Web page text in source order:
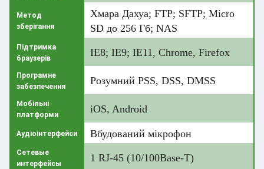
Метод
зберігання
Хмара Дахуа; FTP; SFTP; Micro
SD до 256 Гб; NAS
Підтримка
браузерів
IE8; IE9; IE11, Chrome, Firefox
Програмне
забезпечення
Розумний PSS, DSS, DMSS
Мобільні
платформи
iOS, Android
Аудіоінтерфейси Вбудований мікрофон
Сетевые
интерфейсы
1 RJ-45 (10/100Base-T)